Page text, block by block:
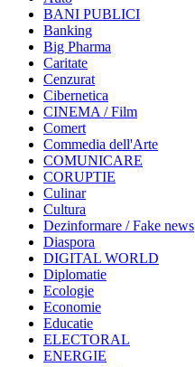
BANI PUBLICI
Banking
Big Pharma
Caritate
Cenzurat
Cibernetica
CINEMA / Film
Comert
Commedia dell'Arte
COMUNICARE
CORUPTIE
Culinar
Cultura
Dezinformare / Fake news
Diaspora
DIGITAL WORLD
Diplomatie
Ecologie
Economie
Educatie
ELECTORAL
ENERGIE